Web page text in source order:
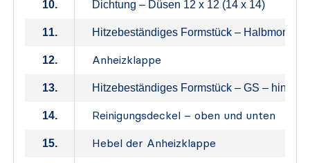
10. Dichtung – Düsen 12 x 12 (14 x 14)
11. Hitzebeständiges Formstück – Halbmond
12. Anheizklappe
13. Hitzebeständiges Formstück – GS –
14. Reinigungsdeckel – oben und unten
15. Hebel der Anheizklappe